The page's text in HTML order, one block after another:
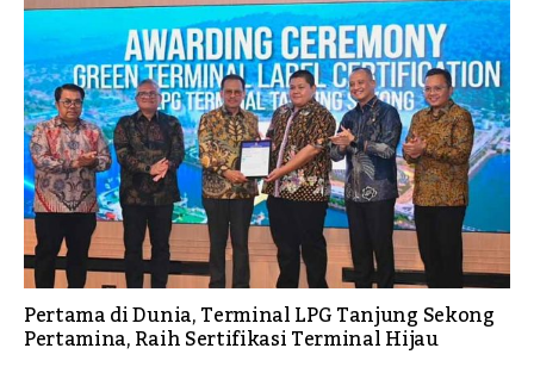
Pertama di Dunia, Terminal LPG Tanjung Sekong
Pertamina, Raih Sertifikasi Terminal Hijau